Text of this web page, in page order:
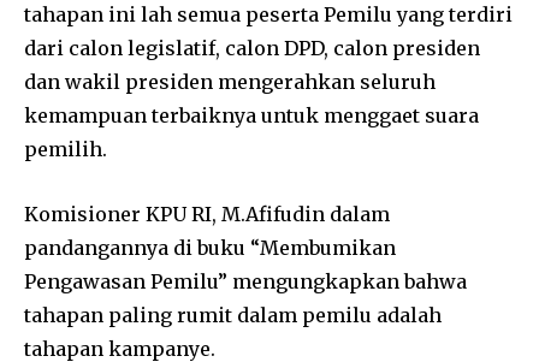
tahapan ini lah semua peserta Pemilu yang terdiri
dari calon legislatif, calon DPD, calon presiden
dan wakil presiden mengerahkan seluruh
kemampuan terbaiknya untuk menggaet suara
pemilih.
Komisioner KPU RI, M.Afifudin dalam
pandangannya di buku “Membumikan
Pengawasan Pemilu” mengungkapkan bahwa
tahapan paling rumit dalam pemilu adalah
tahapan kampanye.